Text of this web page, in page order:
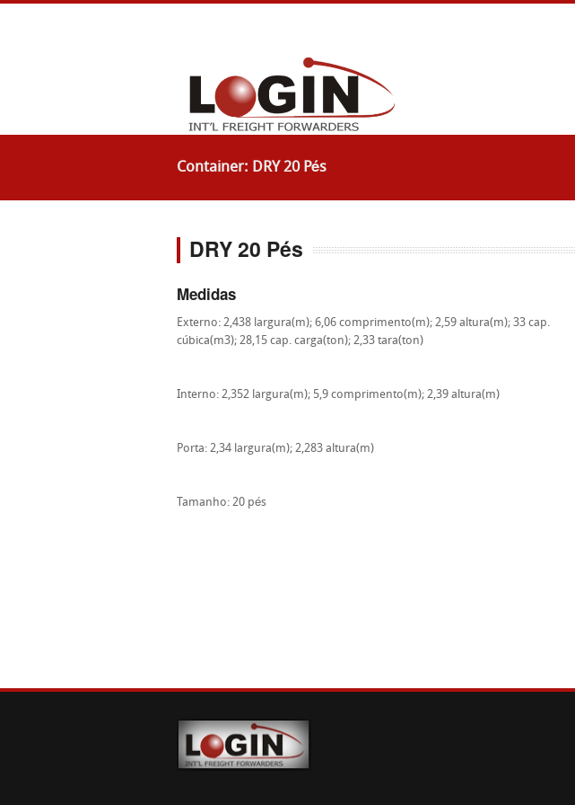
Container: DRY 20 Pés
DRY 20 Pés
Medidas
Externo: 2,438 largura(m); 6,06 comprimento(m); 2,59 altura(m); 33 cap.
cúbica(m3); 28,15 cap. carga(ton); 2,33 tara(ton)
Interno: 2,352 largura(m); 5,9 comprimento(m); 2,39 altura(m)
Porta: 2,34 largura(m); 2,283 altura(m)
Tamanho: 20 pés